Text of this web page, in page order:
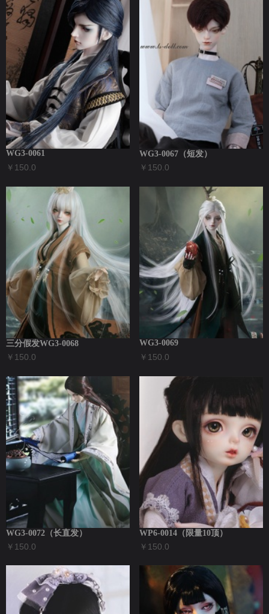
WG3-0061
￥150.0
WG3-0067（短发）
￥150.0
三分假发WG3-0068
￥150.0
WG3-0069
￥150.0
WG3-0072（长直发）
￥150.0
WP6-0014（限量10顶）
￥150.0